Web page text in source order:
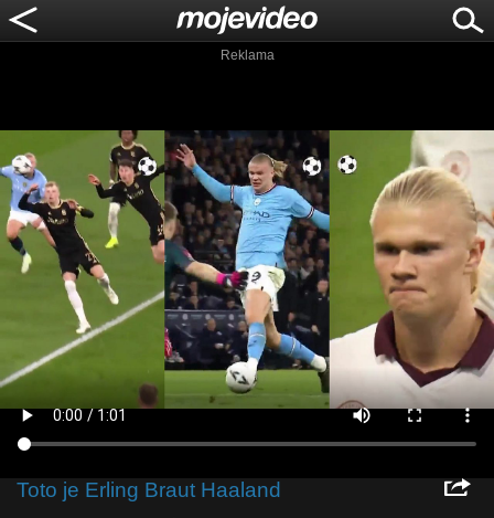
Reklama
Toto je Erling Braut Haaland